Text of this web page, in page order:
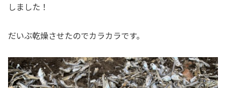
しました！
だいぶ乾燥させたのでカラカラです。